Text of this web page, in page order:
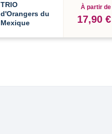
TRIO
d'Orangers du
Mexique
À partir de
17,90 €